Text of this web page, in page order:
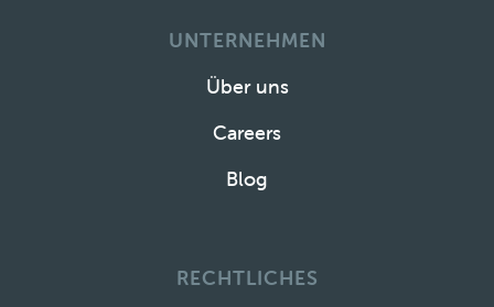
UNTERNEHMEN
Über uns
Careers
Blog
RECHTLICHES